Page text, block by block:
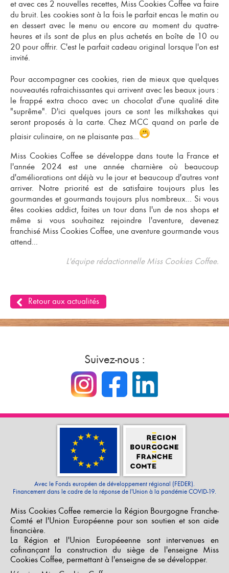
et avec ces 2 nouvelles recettes, Miss Cookies Coffee va faire
du bruit. Les cookies sont à la fois le parfait encas le matin ou
en dessert avec le menu ou encore au moment du quatre-
heures et ils sont de plus en plus achetés en boîte de 10 ou
20 pour offrir. C'est le parfait cadeau original lorsque l'on est
invité.
Pour accompagner ces cookies, rien de mieux que quelques
nouveautés rafraichissantes qui arrivent avec les beaux jours :
le frappé extra choco avec un chocolat d'une qualité dite
"suprême". D'ici quelques jours ce sont les milkshakes qui
seront proposés à la carte. Chez MCC quand on parle de
plaisir culinaire, on ne plaisante pas...
Miss Cookies Coffee se développe dans toute la France et
l'année 2024 est une année charnière où beaucoup
d'améliorations ont déjà vu le jour et beaucoup d'autres vont
arriver. Notre priorité est de satisfaire toujours plus les
gourmandes et gourmands toujours plus nombreux... Si vous
êtes cookies addict, faites un tour dans l'un de nos shops et
même si vous souhaitez rejoindre l'aventure, devenez
franchisé Miss Cookies Coffee, une aventure gourmande vous
attend...
L'équipe rédactionnelle Miss Cookies Coffee.
Retour aux actualités
Suivez-nous :
Miss Cookies Coffee remercie la Région Bourgogne Franche-
Comté et l'Union Européenne pour son soutien et son aide
financière.
La Région et l'Union Européeenne sont intervenues en
cofinançant la construction du siège de l'enseigne Miss
Cookies Coffee, permettant à l'enseigne de se développer.
Avec le Fonds européen de développement régional (FEDER).
Financement dans le cadre de la réponse de l'Union à la pandémie COVID-19.